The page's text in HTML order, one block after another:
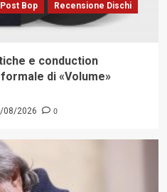
Post Bop
Recensione Dischi
e conduction
di «Volume»
08/2026 0